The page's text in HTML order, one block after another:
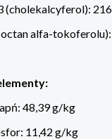
(cholekalcyferol):
alfa-
48,39 g/kg
11,42 g/kg